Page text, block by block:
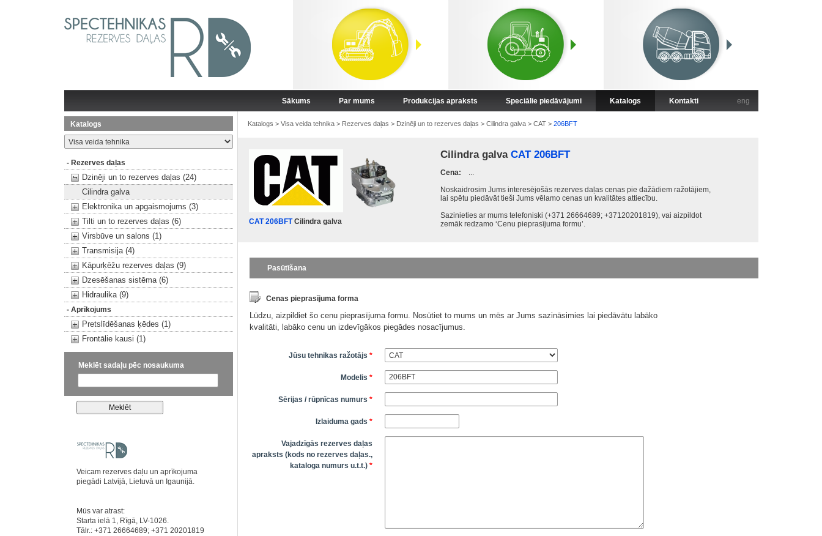
Sākums Par mums Produkcijas apraksts Speciālie piedāvājumi Katalogs Kontakti eng
Katalogs
- Rezerves daļas
Dzinēji un to rezerves daļas (24)
Cilindra galva
Elektronika un apgaismojums (3)
Tilti un to rezerves daļas (6)
Virsbūve un salons (1)
Transmisija (4)
Kāpurķēžu rezerves daļas (9)
Dzesēšanas sistēma (6)
Hidraulika (9)
- Aprīkojums
Pretslīdēšanas ķēdes (1)
Frontālie kausi (1)
Meklēt sadaļu pēc nosaukuma
Veicam rezerves daļu un aprīkojuma
piegādi Latvijā, Lietuvā un Igaunijā.
Mūs var atrast:
Starta ielā 1, Rīgā, LV-1026.
Tālr.: +371 26664689; +371 20201819
Katalogs > Visa veida tehnika> Rezerves daļas > Dzinēji un to rezerves daļas > Cilindra galva> CAT> 206BFT
CAT 206BFTCilindra galva
Cilindra galva CAT 206BFT
Cena: ...
Noskaidrosim Jums interesējošās rezerves daļas cenas pie dažādiem ražotājiem,
lai spētu piedāvāt tieši Jums vēlamo cenas un kvalitātes attiecību.
Sazinieties ar mums telefoniski (+371 26664689; +37120201819), vai aizpildot
zemāk redzamo ‘Cenu pieprasījuma formu’.
Pasūtīšana
Cenas pieprasījuma forma
Lūdzu, aizpildiet šo cenu pieprasījuma formu. Nosūtiet to mums un mēs ar Jums sazināsimies lai piedāvātu labāko
kvalitāti, labāko cenu un izdevīgākos piegādes nosacījumus.
Jūsu tehnikas ražotājs *
Modelis *
Sērijas / rūpnīcas numurs *
Izlaiduma gads *
Vajadzīgās rezerves daļas
apraksts (kods no rezerves daļas.,
kataloga numurs u.t.t.) *